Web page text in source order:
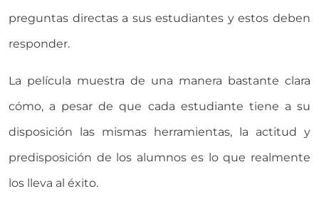
preguntas directas a sus estudiantes y estos deben
responder.
La película muestra de una manera bastante clara
cómo, a pesar de que cada estudiante tiene a su
disposición las mismas herramientas, la actitud y
predisposición de los alumnos es lo que realmente
los lleva al éxito.